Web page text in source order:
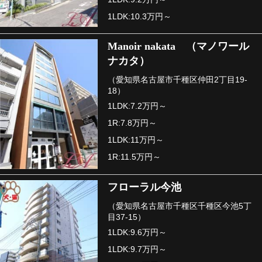
1LDK:10.3万円～
Manoir nakata （マノワール
ナカタ）
（愛知県名古屋市千種区仲田2丁目19-
18）
1LDK:7.2万円～
1R:7.8万円～
1LDK:11万円～
1R:11.5万円～
フローラル今池
（愛知県名古屋市千種区千種区今池5丁
目37-15）
1LDK:9.6万円～
1LDK:9.7万円～